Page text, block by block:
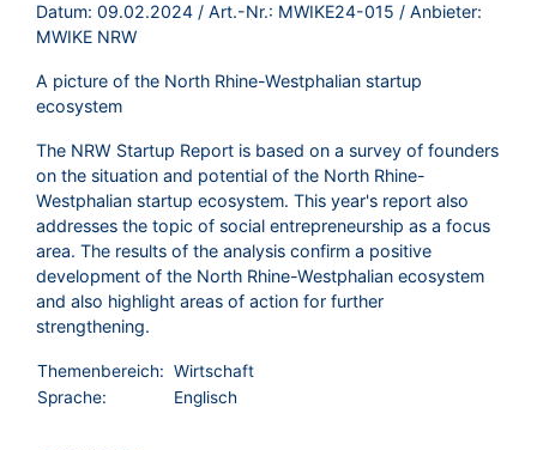
Datum: 09.02.2024 / Art.-Nr.: MWIKE24-015 / Anbieter:
MWIKE NRW
A picture of the North Rhine-Westphalian startup
ecosystem
The NRW Startup Report is based on a survey of founders
on the situation and potential of the North Rhine-
Westphalian startup ecosystem. This year's report also
addresses the topic of social entrepreneurship as a focus
area. The results of the analysis confirm a positive
development of the North Rhine-Westphalian ecosystem
and also highlight areas of action for further
strengthening.
Themenbereich: Wirtschaft
Sprache:
Englisch